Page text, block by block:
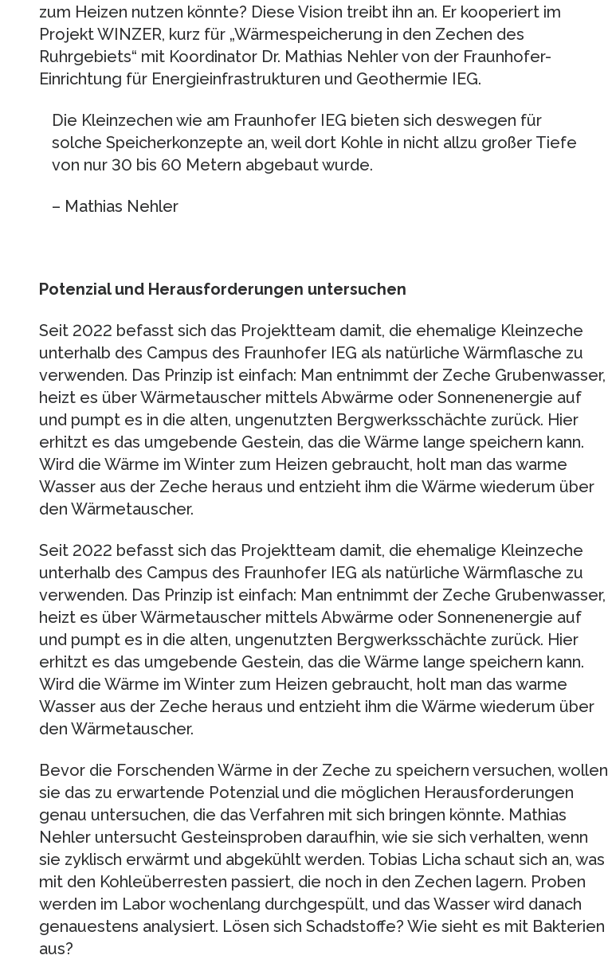
zum Heizen nutzen könnte? Diese Vision treibt ihn an. Er kooperiert im
Projekt WINZER, kurz für „Wärmespeicherung in den Zechen des
Ruhrgebiets“ mit Koordinator Dr. Mathias Nehler von der Fraunhofer-
Einrichtung für Energieinfrastrukturen und Geothermie IEG.
Die Kleinzechen wie am Fraunhofer IEG bieten sich deswegen für
solche Speicherkonzepte an, weil dort Kohle in nicht allzu großer Tiefe
von nur 30 bis 60 Metern abgebaut wurde.
– Mathias Nehler
Potenzial und Herausforderungen untersuchen
Seit 2022 befasst sich das Projektteam damit, die ehemalige Kleinzeche
unterhalb des Campus des Fraunhofer IEG als natürliche Wärmflasche zu
verwenden. Das Prinzip ist einfach: Man entnimmt der Zeche Grubenwasser,
heizt es über Wärmetauscher mittels Abwärme oder Sonnenenergie auf
und pumpt es in die alten, ungenutzten Bergwerksschächte zurück. Hier
erhitzt es das umgebende Gestein, das die Wärme lange speichern kann.
Wird die Wärme im Winter zum Heizen gebraucht, holt man das warme
Wasser aus der Zeche heraus und entzieht ihm die Wärme wiederum über
den Wärmetauscher.
Seit 2022 befasst sich das Projektteam damit, die ehemalige Kleinzeche
unterhalb des Campus des Fraunhofer IEG als natürliche Wärmflasche zu
verwenden. Das Prinzip ist einfach: Man entnimmt der Zeche Grubenwasser,
heizt es über Wärmetauscher mittels Abwärme oder Sonnenenergie auf
und pumpt es in die alten, ungenutzten Bergwerksschächte zurück. Hier
erhitzt es das umgebende Gestein, das die Wärme lange speichern kann.
Wird die Wärme im Winter zum Heizen gebraucht, holt man das warme
Wasser aus der Zeche heraus und entzieht ihm die Wärme wiederum über
den Wärmetauscher.
Bevor die Forschenden Wärme in der Zeche zu speichern versuchen, wollen
sie das zu erwartende Potenzial und die möglichen Herausforderungen
genau untersuchen, die das Verfahren mit sich bringen könnte. Mathias
Nehler untersucht Gesteinsproben daraufhin, wie sie sich verhalten, wenn
sie zyklisch erwärmt und abgekühlt werden. Tobias Licha schaut sich an, was
mit den Kohleüberresten passiert, die noch in den Zechen lagern. Proben
werden im Labor wochenlang durchgespült, und das Wasser wird danach
genauestens analysiert. Lösen sich Schadstoffe? Wie sieht es mit Bakterien
aus?